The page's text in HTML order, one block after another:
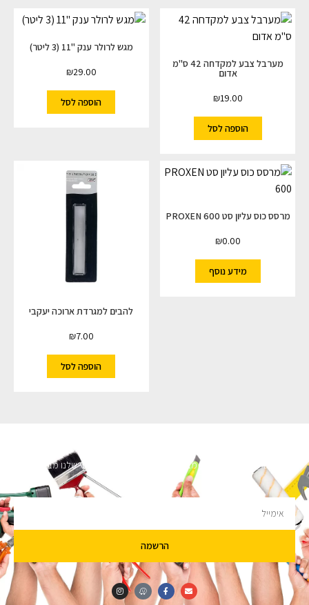
מערבל צבע למקדחה 42 ס"מ
אדום
₪19.00
הוספה לסל
מגש לרולר ענק "11 (3 ליטר)
₪29.00
הוספה לסל
מרסס כוס עליון סט PROXEN 600
₪0.00
מידע נוסף
להבים למגרדת ארוכה יעקבי
₪7.00
הוספה לסל
השארו מעודכנים
מעוניינים לקבל עדכונים על מבצעים והנחות הירשמו לניוזלטר שלנו מבטיחים לא
הרשמה